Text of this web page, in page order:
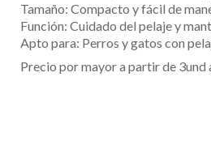
Tamaño: Compacto y fácil de
Función: Cuidado del pelaje y
Apto para: Perros y gatos con
Precio por mayor a partir de 3und